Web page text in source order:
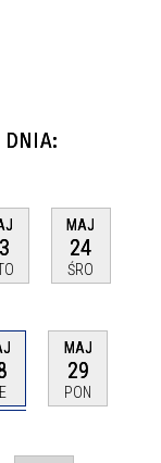
DNIA:
MAJ
24
ŚRO
MAJ
29
PON